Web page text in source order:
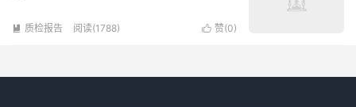
 赞(0)
 质检报告 阅读(1788)